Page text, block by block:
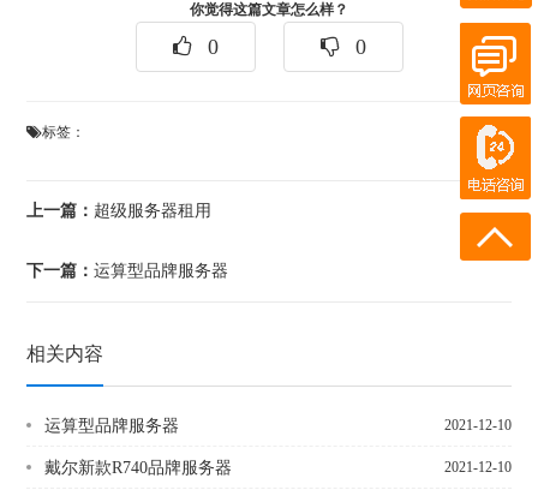
你觉得这篇文章怎么样？
0 0
标签：
上一篇： 超级服务器租用
下一篇：运算型品牌服务器
相关内容
运算型品牌服务器 2021-12-10
戴尔新款R740品牌服务器 2021-12-10